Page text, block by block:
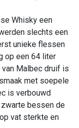
Whisky een
slechts een
unieke flessen
op een 64 liter
Malbec druif is
met soepele
is verbouwd
bessen de
vat sterkte en